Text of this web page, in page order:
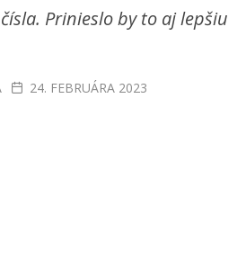
Prinieslo by to aj lepšiu
24. FEBRUÁRA 2023